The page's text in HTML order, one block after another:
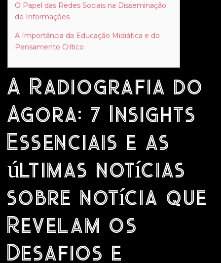
O Papel das Redes Sociais na Disseminação
de Informações
A Importância da Educação Midiática e do
Pensamento Crítico
A Radiografia do
Agora: 7 Insights
Essenciais e as
últimas notícias
sobre notícia que
Revelam os
Desafios e